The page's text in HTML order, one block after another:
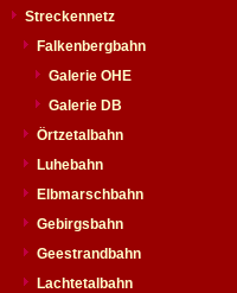
Streckennetz
Falkenbergbahn
Galerie OHE
Galerie DB
Örtzetalbahn
Luhebahn
Elbmarschbahn
Gebirgsbahn
Geestrandbahn
Lachtetalbahn